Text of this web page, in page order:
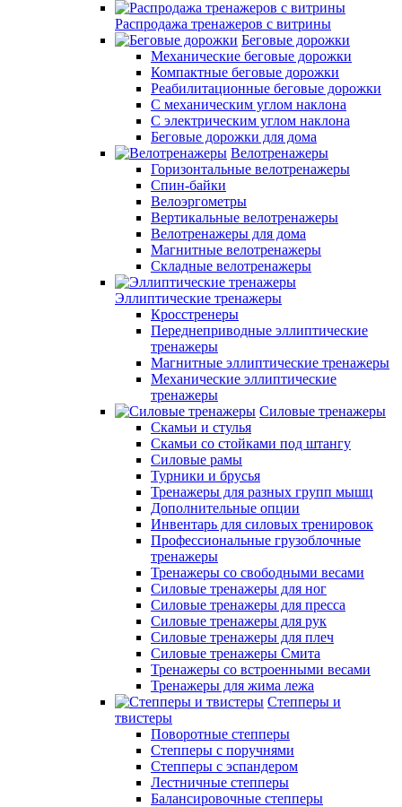
Распродажа тренажеров с витрины
Беговые дорожки
Механические беговые дорожки
Компактные беговые дорожки
Реабилитационные беговые дорожки
С механическим углом наклона
С электрическим углом наклона
Беговые дорожки для дома
Велотренажеры
Горизонтальные велотренажеры
Спин-байки
Велоэргометры
Вертикальные велотренажеры
Велотренажеры для дома
Магнитные велотренажеры
Складные велотренажеры
Эллиптические тренажеры
Кросстренеры
Переднеприводные эллиптические
тренажеры
Магнитные эллиптические тренажеры
Механические эллиптические
тренажеры
Силовые тренажеры
Скамьи и стулья
Скамьи со стойками под штангу
Силовые рамы
Турники и брусья
Тренажеры для разных групп мышц
Дополнительные опции
Инвентарь для силовых тренировок
Профессиональные грузоблочные
тренажеры
Тренажеры со свободными весами
Силовые тренажеры для ног
Силовые тренажеры для пресса
Силовые тренажеры для рук
Силовые тренажеры для плеч
Силовые тренажеры Смита
Тренажеры со встроенными весами
Тренажеры для жима лежа
Степперы и
твистеры
Поворотные степперы
Степперы с поручнями
Степперы с эспандером
Лестничные степперы
Балансировочные степперы